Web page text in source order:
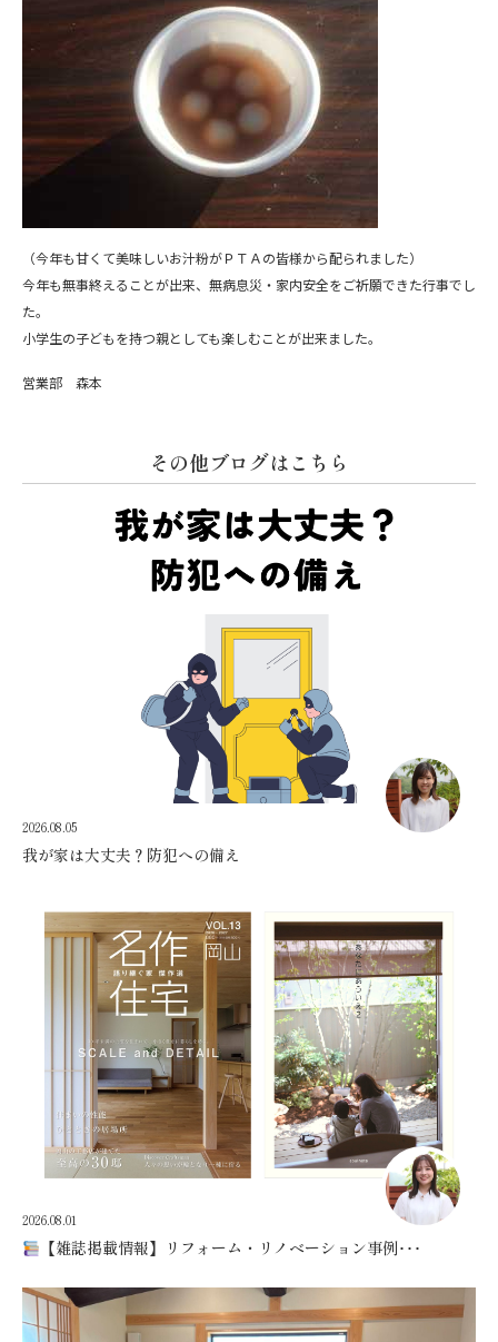
（今年も甘くて美味しいお汁粉がＰＴＡの皆様から配られました）
今年も無事終えることが出来、無病息災・家内安全をご祈願できた行事でし
た。
小学生の子どもを持つ親としても楽しむことが出来ました。
営業部 森本
その他ブログはこちら
2026.08.05
我が家は大丈夫？防犯への備え
2026.08.01
【雑誌掲載情報】リフォーム・リノベーション事例･･･